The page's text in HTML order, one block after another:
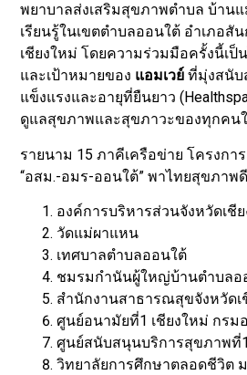
พยาบาลส่งเสริมสุขภาพตำบล บ้าน
เรียนรู้ในเขตตำบลออนใต้ อำเภอสั
เชียงใหม่ โดยความร่วมมือครั้งนี้เ
และเป้าหมายของ แอมเวย์ ที่มุ่งสนั
แข็งแรงและอายุที่ยืนยาว
ดูแลสุขภาพและสุขภาวะของทุกคน
รายนาม 15 ภาคีเครือข่าย โครงกา
“อสม.-อมร-ออนใต้” พาไทยสุขภาพดี
องค์การบริหารส่วนจังหวัดเชี
วัดแม่ผาแหน
เทศบาลตำบลออนใต้
ชมรมกำนันผู้ใหญ่บ้านตำบลอ
สำนักงานสาธารณสุขจังหวัดเ
ศูนย์อนามัยที่1 เชียงใหม่ กรม
ศูนย์สนับสนุนบริการสุขภาพที่
วิทยาลัยการศึกษาตลอดชีวิต